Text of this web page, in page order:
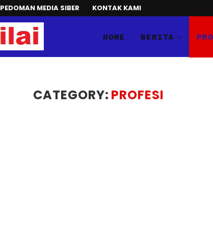
PEDOMAN MEDIA SIBER KONTAK KAMI
HOME BERITA
CATEGORY: PROFESI